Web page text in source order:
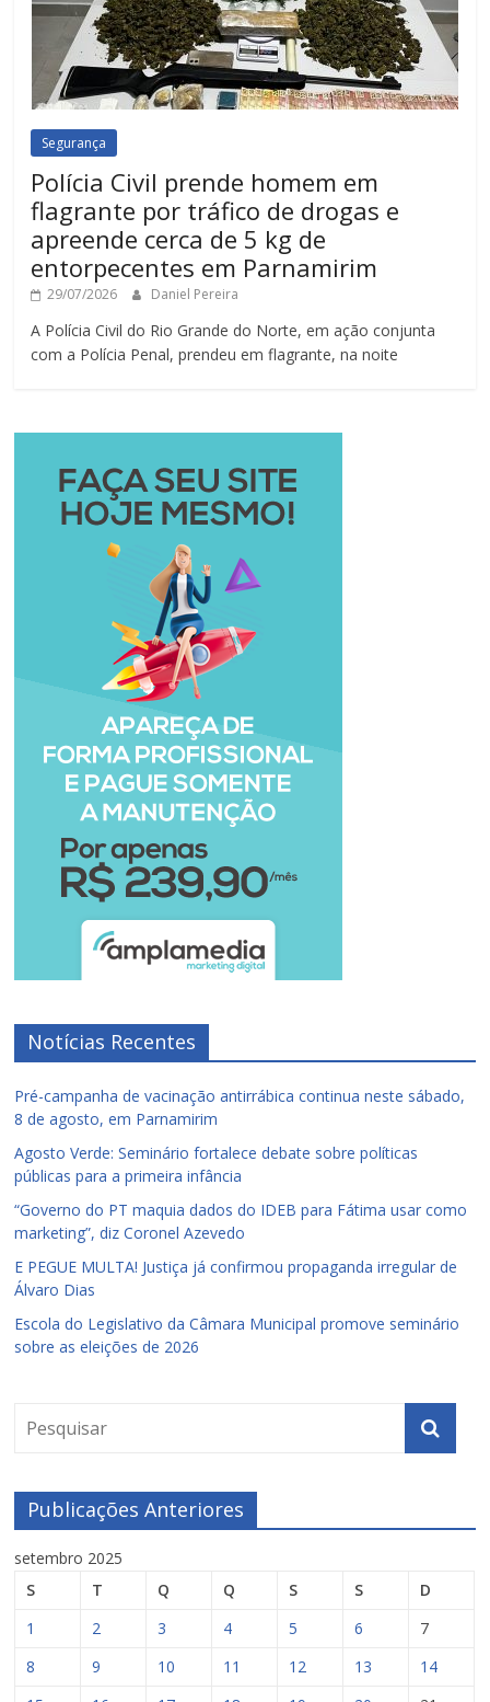
Segurança
Polícia Civil prende homem em
flagrante por tráfico de drogas e
apreende cerca de 5 kg de
entorpecentes em Parnamirim
29/07/2026 Daniel Pereira
A Polícia Civil do Rio Grande do Norte, em ação conjunta
com a Polícia Penal, prendeu em flagrante, na noite
Notícias Recentes
Pré-campanha de vacinação antirrábica continua neste sábado,
8 de agosto, em Parnamirim
Agosto Verde: Seminário fortalece debate sobre políticas
públicas para a primeira infância
“Governo do PT maquia dados do IDEB para Fátima usar como
marketing”, diz Coronel Azevedo
E PEGUE MULTA! Justiça já confirmou propaganda irregular de
Álvaro Dias
Escola do Legislativo da Câmara Municipal promove seminário
sobre as eleições de 2026
Publicações Anteriores
setembro 2025
S
T Q Q S S
D
1
2 3 4 5 6
7
8
9 10 11 12 13
14